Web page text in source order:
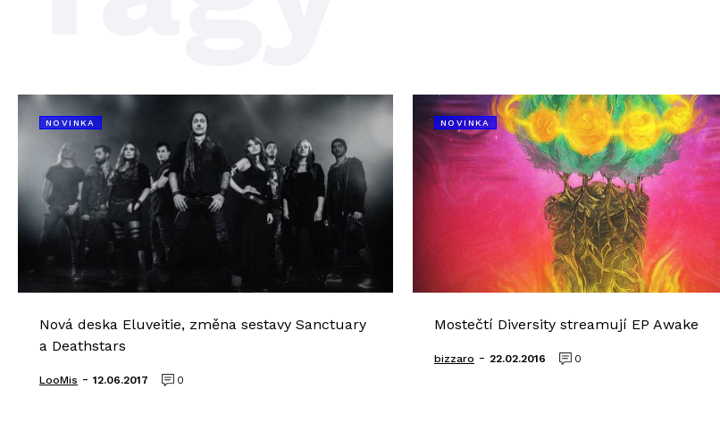
NOVINKA
Nová deska Eluveitie, změna sestavy Sanctuary
a Deathstars
LooMis - 12.06.2017 0
NOVINKA
Mostečtí Diversity streamují EP Awake
bizzaro - 22.02.2016 0